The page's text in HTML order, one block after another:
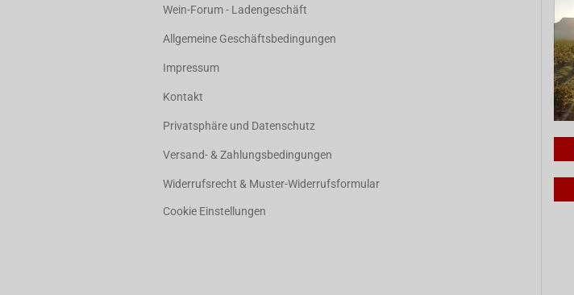
Wein-Forum - Ladengeschäft
Allgemeine Geschäftsbedingungen
Impressum
Kontakt
Privatsphäre und Datenschutz
Versand- & Zahlungsbedingungen
Widerrufsrecht & Muster-Widerrufsformular
Cookie Einstellungen